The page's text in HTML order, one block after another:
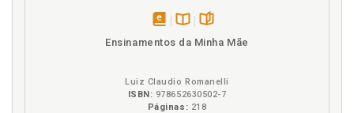
Ensinamentos da Minha Mãe
Luiz Claudio Romanelli
ISBN: 978652630502-7
Páginas: 218